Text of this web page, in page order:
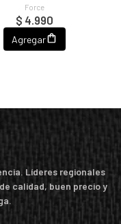
Force
$ 4.990
Agregar
Líderes regionales
calidad, buen precio y